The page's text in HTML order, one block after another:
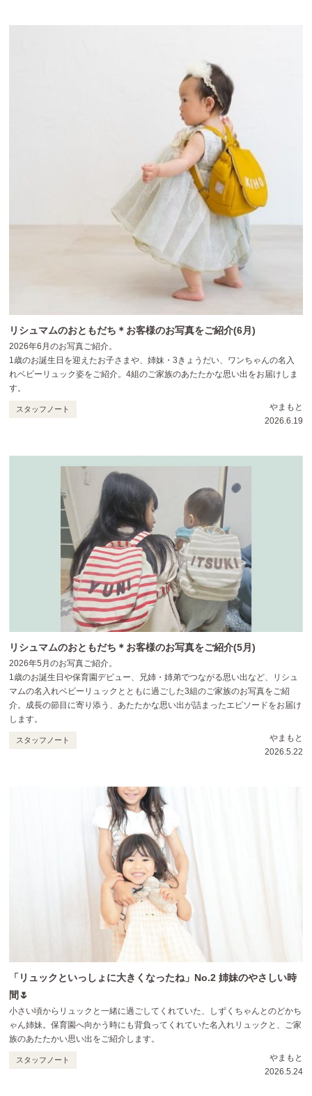
リシュマムのおともだち＊お客様のお写真をご紹介(6月)
2026年6月のお写真ご紹介。
1歳のお誕生日を迎えたお子さまや、姉妹・3きょうだい、ワンちゃんの名入
れベビーリュック姿をご紹介。4組のご家族のあたたかな思い出をお届けしま
す。
スタッフノート
やまもと
2026.6.19
リシュマムのおともだち＊お客様のお写真をご紹介(5月)
2026年5月のお写真ご紹介。
1歳のお誕生日や保育園デビュー、兄姉・姉弟でつながる思い出など、リシュ
マムの名入れベビーリュックとともに過ごした3組のご家族のお写真をご紹
介。成長の節目に寄り添う、あたたかな思い出が詰まったエピソードをお届け
します。
スタッフノート
やまもと
2026.5.22
「リュックといっしょに大きくなったね」No.2 姉妹のやさしい時
間🌷
小さい頃からリュックと一緒に過ごしてくれていた、しずくちゃんとのどかち
ゃん姉妹。保育園へ向かう時にも背負ってくれていた名入れリュックと、ご家
族のあたたかい思い出をご紹介します。
スタッフノート
やまもと
2026.5.24